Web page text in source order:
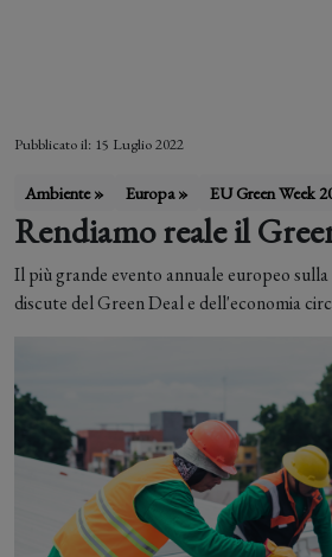
Pubblicato il: 15 Luglio 2022
Ambiente » Europa » EU Green Week
Rendiamo reale il
Il più grande evento annuale europeo
discute del Green Deal e dell'economia